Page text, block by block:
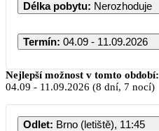
Délka pobytu: Nerozhoduje
Termín: 04.09 - 11.09.2026
Nejlepší možnost v tomto období:
04.09 - 11.09.2026 (8 dní, 7 nocí)
Odlet: Brno (letiště), 11:45